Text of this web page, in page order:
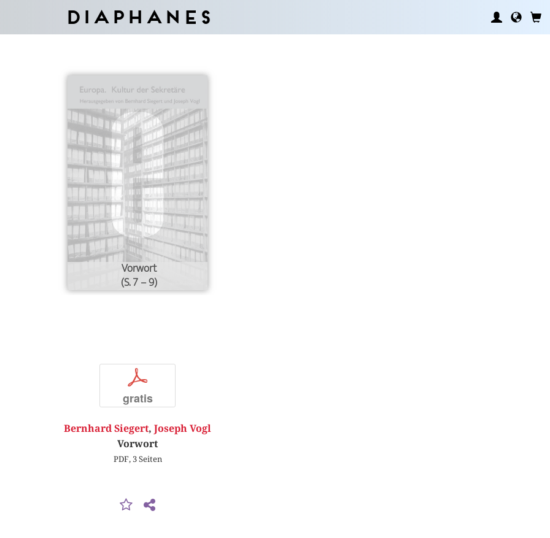
Diaphanes
Vorwort
(S. 7 – 9)
p
gratis
Bernhard Siegert, Joseph Vogl
Vorwort
PDF, 3 Seiten